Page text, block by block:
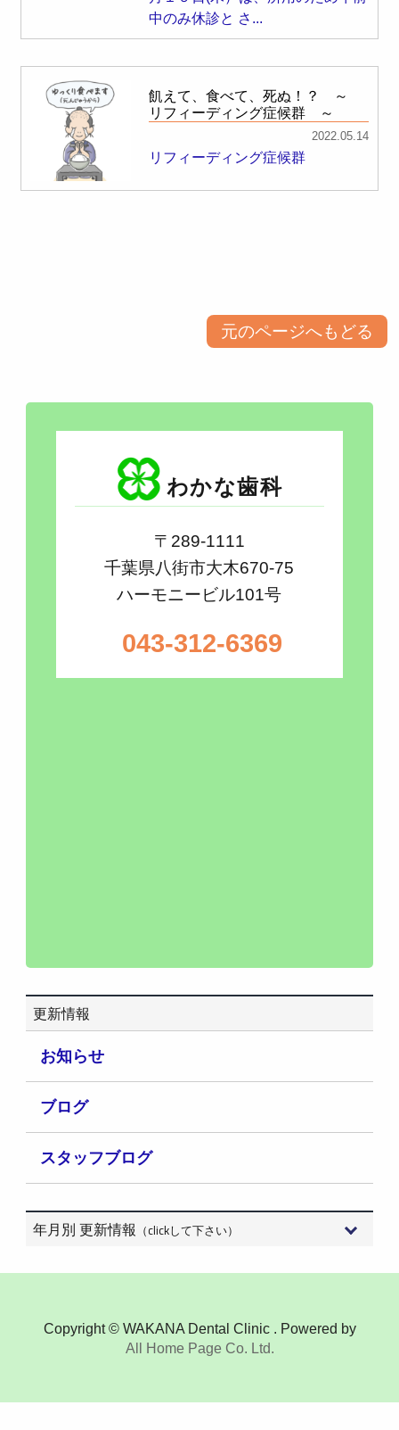
中のみ休診と さ...
飢えて、食べて、死ぬ！？ ～
リフィーディング症候群 ～
2022.05.14
リフィーディング症候群
元のページへもどる
わかな歯科
〒289-1111
千葉県八街市大木670-75
ハーモニービル101号
043-312-6369
更新情報
お知らせ
ブログ
スタッフブログ
年月別 更新情報 （clickして下さい）
2026年8月 (3)
2026年7月 (15)
Copyright © WAKANA Dental Clinic . Powered by
All Home Page Co. Ltd.